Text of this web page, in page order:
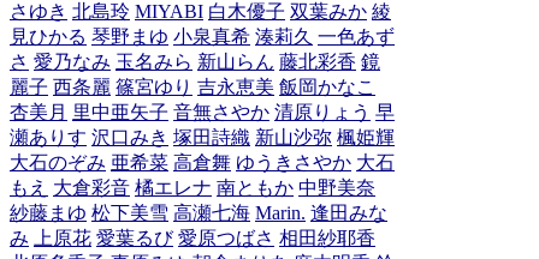
さゆき 北島玲 MIYABI 白木優子 双葉みか 綾
見ひかる 琴野まゆ 小泉真希 湊莉久 一色あず
さ 愛乃なみ 玉名みら 新山らん 藤北彩香 鏡
麗子 西条麗 篠宮ゆり 吉永恵美 飯岡かなこ
杏美月 里中亜矢子 音無さやか 清原りょう 早
瀬ありす 沢口みき 塚田詩織 新山沙弥 楓姫輝
大石のぞみ 亜希菜 高倉舞 ゆうきさやか 大石
もえ 大倉彩音 橘エレナ 南ともか 中野美奈
紗藤まゆ 松下美雪 高瀬七海 Marin. 逢田みな
み
上原花 愛葉るび 愛原つばさ 相田紗耶香